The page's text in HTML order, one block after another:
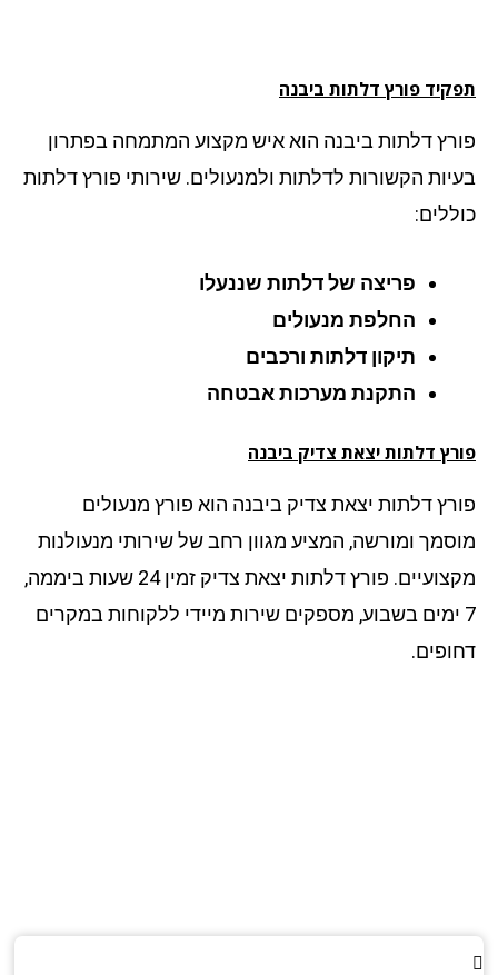
פורץ דלתות ביבנה
דלתות ביבנה הוא איש מקצוע המתמחה בפתרון
הקשורות לדלתות ולמנעולים. שירותי פורץ דלתות
פריצה של דלתות שננעלו
החלפת מנעולים
תיקון דלתות ורכבים
התקנת מערכות אבטחה
דלתות יצאת צדיק ביבנה
דלתות יצאת צדיק ביבנה הוא פורץ מנעולים
ומורשה, המציע מגוון רחב של שירותי מנעולנות
מקצועיים. פורץ דלתות יצאת צדיק זמין 24 שעות ביממה,
ימים בשבוע, מספקים שירות מיידי ללקוחות במקרים